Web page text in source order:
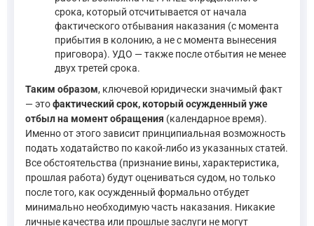
срока, который отсчитывается от начала
фактического отбывания наказания (с момента
прибытия в колонию, а не с момента вынесения
приговора). УДО — также после отбытия не менее
двух третей срока.
Таким образом, ключевой юридически значимый факт
— этофактический срок, который осужденный уже
отбыл на момент обращения (календарное время).
Именно от этого зависит принципиальная возможность
подать ходатайство по какой-либо из указанных статей.
Все обстоятельства (признание вины, характеристика,
прошлая работа) будут оцениваться судом, но только
после того, как осужденный формально отбудет
минимально необходимую часть наказания. Никакие
личные качества или прошлые заслуги не могут